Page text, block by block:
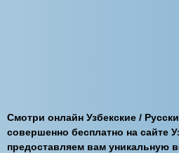
Смотри онлайн Узбекские /
совершенно бесплатно на сайте
предоставляем вам уникальную